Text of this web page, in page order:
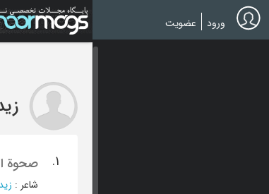
Skip
to
main
ورود عضویت
1. صحوة
شاعر :